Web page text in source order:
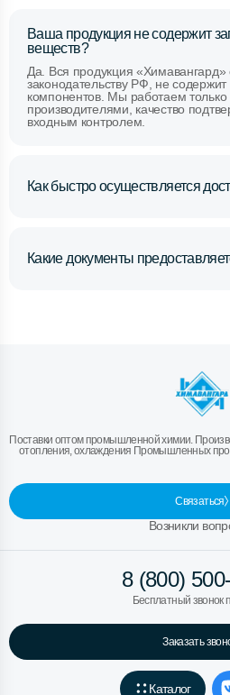
Ваша продукция не содержит
веществ?
Да. Вся продукция «Химавангард»
законодательству РФ, не
компонентов. Мы работаем
производителями, качество
входным контролем.
Как быстро осуществляется
Какие документы
Поставки оптом промышленной химии.
отопления, охлаждения Промышленных
Связаться
Возникли
8 (800)
Бесплатный звонок
Заказать
Каталог